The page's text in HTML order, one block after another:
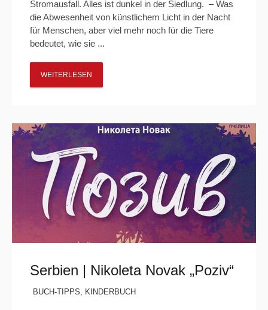
Stromausfall. Alles ist dunkel in der Siedlung. – Was
die Abwesenheit von künstlichem Licht in der Nacht
für Menschen, aber viel mehr noch für die Tiere
bedeutet, wie sie ...
WEITERLESEN
Serbien | Nikoleta Novak „Poziv“
BUCH-TIPPS, KINDERBUCH